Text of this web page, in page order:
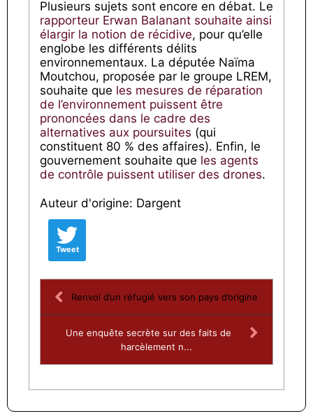
Plusieurs sujets sont encore en débat. Le
rapporteur Erwan Balanant souhaite ainsi
élargir la notion de récidive, pour qu’elle
englobe les différents délits
environnementaux. La députée Naïma
Moutchou, proposée par le groupe LREM,
souhaite que les mesures de réparation
de l’environnement puissent être
prononcées dans le cadre des
alternatives aux poursuites (qui
constituent 80 % des affaires). Enfin, le
gouvernement souhaite que les agents
de contrôle puissent utiliser des drones.
Auteur d'origine: Dargent
Tweet
Renvoi d’un réfugié vers son pays d’origine
Une enquête secrète sur des faits de
harcèlement n...